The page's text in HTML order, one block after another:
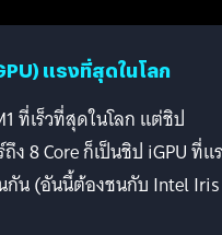
แรงที่สุดในโลก
ที่เร็วที่สุดในโลก แต่ชิป
8 Core ก็เป็นชิป iGPU ที่แ
กัน (อันนี้ต้องชนกับ Intel Iris